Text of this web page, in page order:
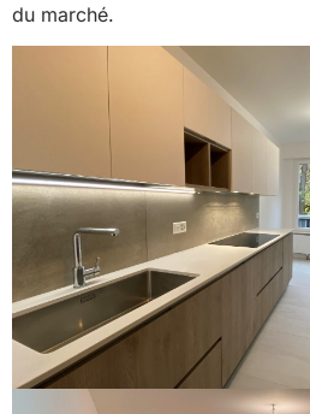
du marché.